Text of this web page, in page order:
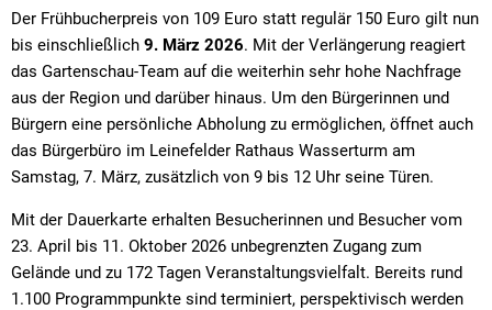
Der Frühbucherpreis von 109 Euro statt regulär 150 Euro gilt nun
bis einschließlich 9. März 2026. Mit der Verlängerung reagiert
das Gartenschau-Team auf die weiterhin sehr hohe Nachfrage
aus der Region und darüber hinaus. Um den Bürgerinnen und
Bürgern eine persönliche Abholung zu ermöglichen, öffnet auch
das Bürgerbüro im Leinefelder Rathaus Wasserturm am
Samstag, 7. März, zusätzlich von 9 bis 12 Uhr seine Türen.
Mit der Dauerkarte erhalten Besucherinnen und Besucher vom
23. April bis 11. Oktober 2026 unbegrenzten Zugang zum
Gelände und zu 172 Tagen Veranstaltungsvielfalt. Bereits rund
1.100 Programmpunkte sind terminiert, perspektivisch werden